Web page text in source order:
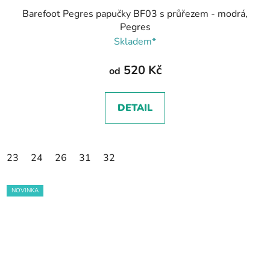
Barefoot Pegres papučky BF03 s průřezem - modrá,
Pegres
Skladem*
od 520 Kč
DETAIL
23 24 26 31 32
NOVINKA